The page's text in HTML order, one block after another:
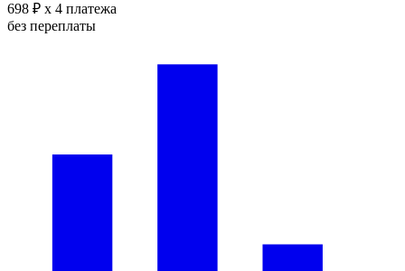
698 ₽ x 4 платежа
без переплаты